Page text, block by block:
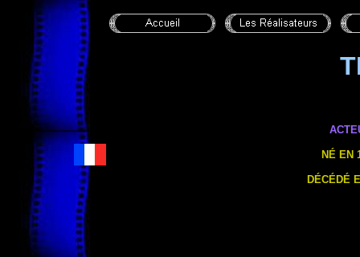
NÉ EN
DÉCÉDÉ